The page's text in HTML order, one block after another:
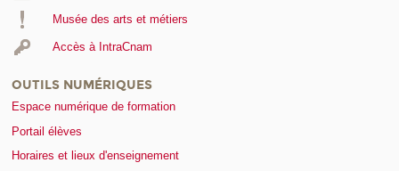
Musée des arts et métiers
Accès à IntraCnam
OUTILS NUMÉRIQUES
Espace numérique de formation
Portail élèves
Horaires et lieux d'enseignement